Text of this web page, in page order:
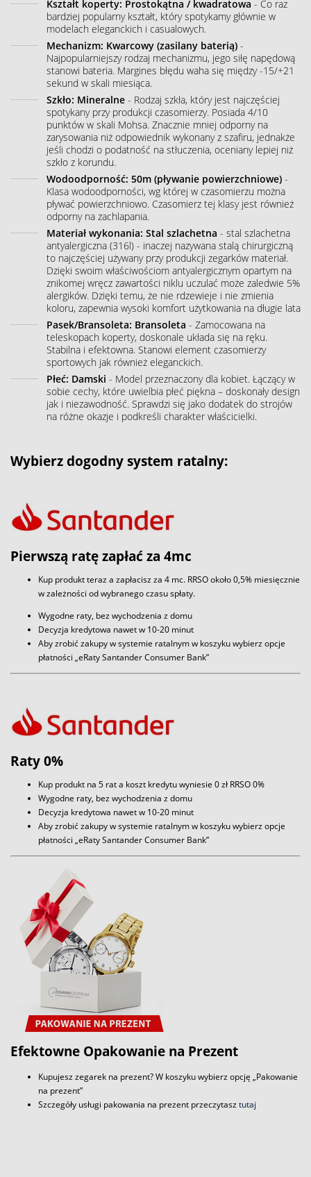
Kształt koperty: Prostokątna / kwadratowa - Co raz
bardziej popularny kształt, który spotykamy głównie w
modelach eleganckich i casualowych.
Mechanizm: Kwarcowy (zasilany baterią) -
Najpopularniejszy rodzaj mechanizmu, jego siłę napędową
stanowi bateria. Margines błędu waha się między -15/+21
sekund w skali miesiąca.
Szkło: Mineralne - Rodzaj szkła, który jest najczęściej
spotykany przy produkcji czasomierzy. Posiada 4/10
punktów w skali Mohsa. Znacznie mniej odporny na
zarysowania niż odpowiednik wykonany z szafiru, jednakże
jeśli chodzi o podatność na stłuczenia, oceniany lepiej niż
szkło z korundu.
Wodoodporność: 50m (pływanie powierzchniowe) -
Klasa wodoodporności, wg której w czasomierzu można
pływać powierzchniowo. Czasomierz tej klasy jest również
odporny na zachlapania.
Materiał wykonania: Stal szlachetna - stal szlachetna
antyalergiczna (316l) - inaczej nazywana stalą chirurgiczną
to najczęściej używany przy produkcji zegarków materiał.
Dzięki swoim właściwościom antyalergicznym opartym na
znikomej wręcz zawartości niklu uczulać może zaledwie 5%
alergików. Dzięki temu, że nie rdzewieje i nie zmienia
koloru, zapewnia wysoki komfort użytkowania na długie lata
Pasek/Bransoleta: Bransoleta - Zamocowana na
teleskopach koperty, doskonale układa się na ręku.
Stabilna i efektowna. Stanowi element czasomierzy
sportowych jak również eleganckich.
Płeć: Damski - Model przeznaczony dla kobiet. Łączący w
sobie cechy, które uwielbia płeć piękna – doskonały design
jak i niezawodność. Sprawdzi się jako dodatek do strojów
na różne okazje i podkreśli charakter właścicielki.
Wybierz dogodny system ratalny:
Pierwszą ratę zapłać za 4mc
Kup produkt teraz a zapłacisz za 4 mc. RRSO około 0,5% miesięcznie
w zależności od wybranego czasu spłaty.
Wygodne raty, bez wychodzenia z domu
Decyzja kredytowa nawet w 10-20 minut
Aby zrobić zakupy w systemie ratalnym w koszyku wybierz opcje
płatności „eRaty Santander Consumer Bank”
Raty 0%
Kup produkt na 5 rat a koszt kredytu wyniesie 0 zł RRSO 0%
Wygodne raty, bez wychodzenia z domu
Decyzja kredytowa nawet w 10-20 minut
Aby zrobić zakupy w systemie ratalnym w koszyku wybierz opcje
płatności „eRaty Santander Consumer Bank”
Efektowne Opakowanie na Prezent
Kupujesz zegarek na prezent? W koszyku wybierz opcję „Pakowanie
na prezent”
Szczegóły usługi pakowania na prezent przeczytasztutaj